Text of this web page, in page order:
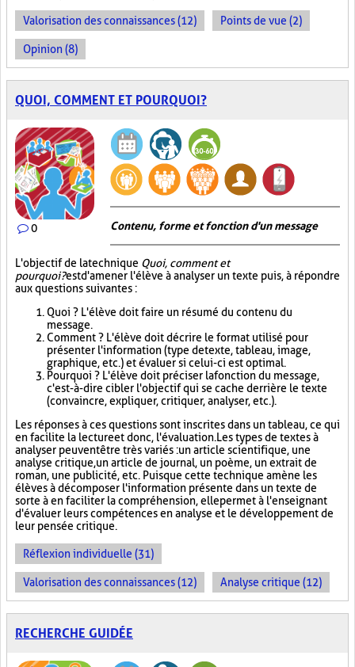
Valorisation des connaissances (12) Points de vue (2)
Opinion (8)
QUOI, COMMENT ET POURQUOI?
0 Contenu, forme et fonction d'un message
L'objectif de la technique Quoi, comment et
pourquoi?est d'amener l'élève à analyser un texte puis, à répondre
aux questions suivantes :
Quoi ? L'élève doit faire un résumé du contenu du
message.
Comment ? L'élève doit décrire le format utilisé pour
présenter l'information (type de texte, tableau, image,
graphique, etc.) et évaluer si celui-ci est optimal.
Pourquoi ? L'élève doit préciser la fonction du message,
c'est-à-dire cibler l'objectif qui se cache derrière le texte
(convaincre, expliquer, critiquer, analyser, etc.).
Les réponses à ces questions sont inscrites dans un tableau, ce qui
en facilite la lecture et donc, l'évaluation. Les types de textes à
analyser peuvent être très variés : un article scientifique, une
analyse critique, un article de journal, un poème, un extrait de
roman, une publicité, etc. Puisque cette technique amène les
élèves à décomposer l'information présente dans un texte de
sorte à en faciliter la compréhension, elle permet à l'enseignant
d'évaluer leurs compétences en analyse et le développement de
leur pensée critique.
Réflexion individuelle (31)
Valorisation des connaissances (12) Analyse critique (12)
RECHERCHE GUIDÉE